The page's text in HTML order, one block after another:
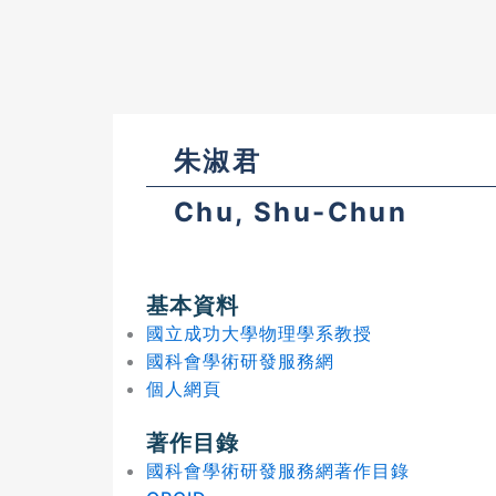
朱淑君
Chu, Shu-Chun
基本資料
國立成功大學物理學系教授
國科會學術研發服務網
個人網頁
著作目錄
國科會學術研發服務網著作目錄